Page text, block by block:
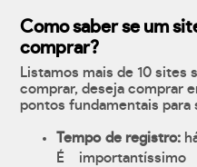
Como saber se um
comprar?
Listamos mais de 10 sites
comprar, deseja comprar
pontos fundamentais para
Tempo de registro:
É